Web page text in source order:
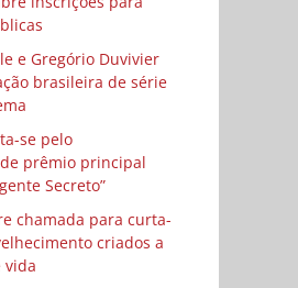
e Gregório Duvivier
brasileira de série
se pelo
prêmio principal
Secreto”
chamada para curta-
criados a
vida